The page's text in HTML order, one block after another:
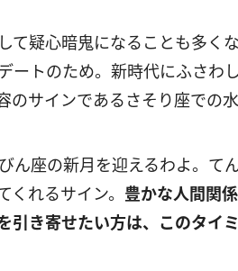
て疑心暗鬼になることも多く
ートのため。新時代にふさわ
のサインであるさそり座での
ん座の新月を迎えるわよ。て
くれるサイン。 豊かな人間関
引き寄せたい方は、このタイ